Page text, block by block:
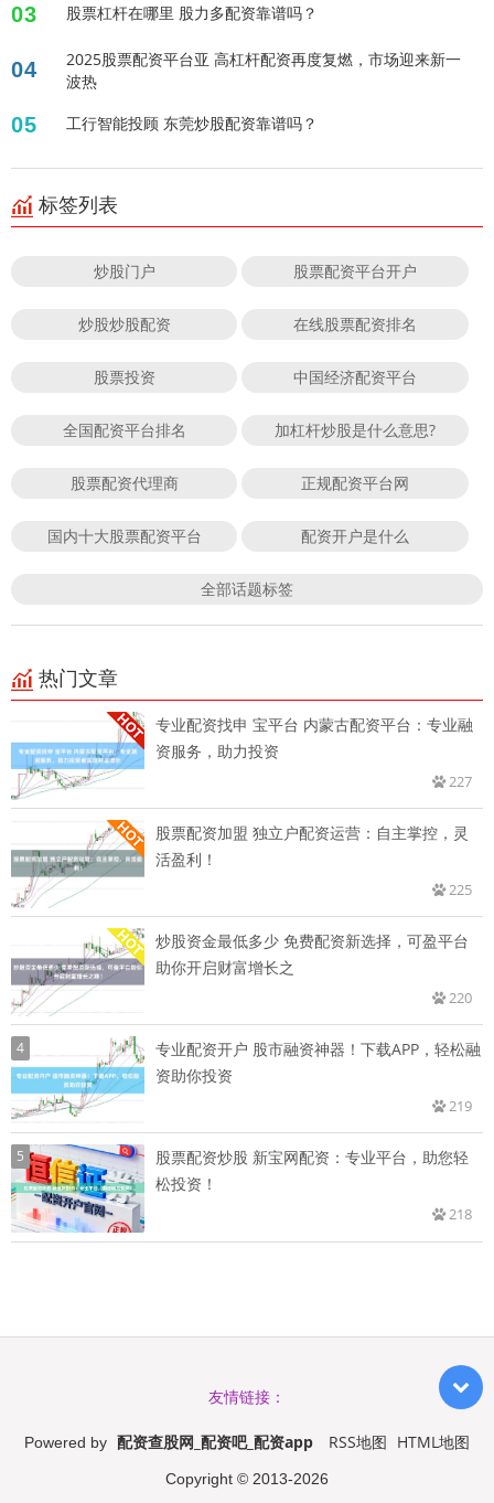
03 股票杠杆在哪里 股力多配资靠谱吗？
04
2025股票配资平台亚 高杠杆配资再度复燃，市场迎来新一
波热
05 工行智能投顾 东莞炒股配资靠谱吗？
标签列表
炒股门户 股票配资平台开户
炒股炒股配资 在线股票配资排名
股票投资 中国经济配资平台
全国配资平台排名 加杠杆炒股是什么意思?
股票配资代理商 正规配资平台网
国内十大股票配资平台 配资开户是什么
全部话题标签
热门文章
专业配资找申 宝平台 内蒙古配资平台：专业融
资服务，助力投资
227
股票配资加盟 独立户配资运营：自主掌控，灵
活盈利！
225
炒股资金最低多少 免费配资新选择，可盈平台
助你开启财富增长之
220
4
专业配资开户 股市融资神器！下载APP，轻松融
资助你投资
219
5
股票配资炒股 新宝网配资：专业平台，助您轻
松投资！
218
友情链接：
Powered by 配资查股网_配资吧_配资app RSS地图 HTML地图
Copyright © 2013-2026